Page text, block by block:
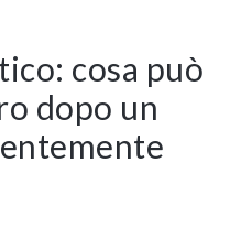
cosa può
dopo un